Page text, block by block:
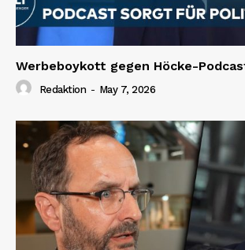
Werbeboykott gegen Höcke-
Redaktion - May 7, 2026